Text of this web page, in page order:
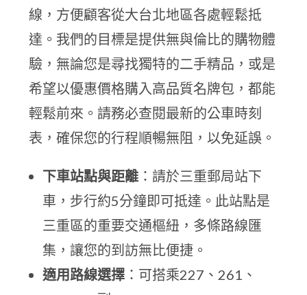
線，方便顧客從大台北地區各處輕鬆抵
達。我們的目標是提供無與倫比的購物體
驗，無論您是尋找獨特的二手精品，或是
希望以優惠價格購入高品質名牌包，都能
輕鬆前來。請務必查閱最新的公車時刻
表，確保您的行程順暢無阻，以免延誤。
下車站點與距離 ：請於三重郵局站下
車，步行約5分鐘即可抵達。此站點是
三重區的重要交通樞紐，多條路線匯
集，讓您的到訪無比便捷。
適用路線選擇 ：可搭乘227、261、